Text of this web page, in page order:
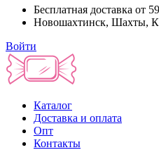
Бесплатная доставка от
Новошахтинск, Шахты,
Войти
Каталог
Доставка и оплата
Опт
Контакты